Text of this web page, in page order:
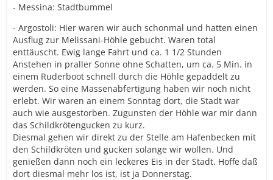
- Messina: Stadtbummel
- Argostoli: Hier waren wir auch schonmal und hatten einen
Ausflug zur Melissani-Höhle gebucht. Waren total
enttäuscht. Ewig lange Fahrt und ca. 1 1/2 Stunden
Anstehen in praller Sonne ohne Schatten, um ca. 5 Min. in
einem Ruderboot schnell durch die Höhle gepaddelt zu
werden. So eine Massenabfertigung haben wir noch nicht
erlebt. Wir waren an einem Sonntag dort, die Stadt war
auch wie ausgestorben. Zugunsten der Höhle war mir dann
das Schildkrötengucken zu kurz.
Diesmal gehen wir direkt zu der Stelle am Hafenbecken mit
den Schildkröten und gucken solange wir wollen. Und
genießen dann noch ein leckeres Eis in der Stadt. Hoffe daß
dort diesmal mehr los ist, ist ja Donnerstag.